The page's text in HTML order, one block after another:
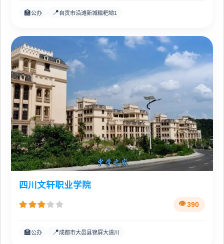
🏫公办 📍自贡市沿滩新城糍粑坳1
四川文轩职业学院
390
🏫公办 📍成都市大邑县锦屏大道川